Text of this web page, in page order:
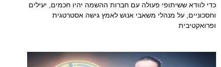
כדי לוודא ששיתופי פעולה עם חברות ההשמה יהיו חכמים, יעילים
וחסכוניים, על מנהלי משאבי אנוש לאמץ גישה אסטרטגית
ופרואקטיבית